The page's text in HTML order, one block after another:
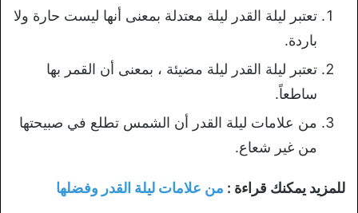
تعتبر ليلة القدر ليلة معتدلة بمعنى أنها ليست حارة ولا
باردة.
تعتبر ليلة القدر ليلة مضيئة ، بمعنى أن القمر بها
ساطعاً.
من علامات ليلة القدر أن الشمس تطلع في صبيحتها
من غير شعاع.
للمزيد يمكنك قراءة : من علامات ليلة القدر وفضلها